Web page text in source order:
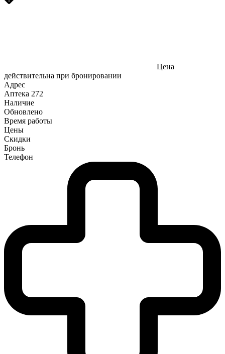
Цена
действительна при бронировании
Адрес
Аптека 272
Наличие
Обновлено
Время работы
Цены
Скидки
Бронь
Телефон